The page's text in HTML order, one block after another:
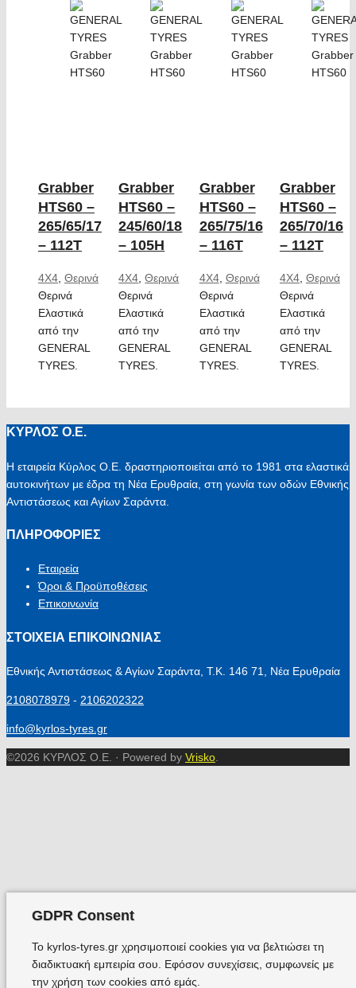
Grabber
HTS60 –
265/65/17
– 112T
4X4, Θερινά
Θερινά
Ελαστικά
από την
GENERAL
TYRES.
Grabber
HTS60 –
245/60/18
– 105H
4X4,Θερινά
Θερινά
Ελαστικά
από την
GENERAL
TYRES.
Grabber
HTS60 –
265/75/16
– 116T
4X4, Θερινά
Θερινά
Ελαστικά
από την
GENERAL
TYRES.
Grabber
HTS60 –
265/70/16
– 112T
4X4, Θερινά
Θερινά
Ελαστικά
από την
GENERAL
TYRES.
ΚΥΡΛΟΣ Ο.Ε.
Η εταιρεία Κύρλος Ο.Ε. δραστηριοποιείται από το 1981 στα ελαστικά
αυτοκινήτων με έδρα τη Νέα Ερυθραία, στη γωνία των οδών Εθνικής
Αντιστάσεως και Αγίων Σαράντα.
ΠΛΗΡΟΦΟΡΙΕΣ
Εταιρεία
Όροι & Προϋποθέσεις
Επικοινωνία
ΣΤΟΙΧΕΙΑ ΕΠΙΚΟΙΝΩΝΙΑΣ
Εθνικής Αντιστάσεως & Αγίων Σαράντα, Τ.Κ. 146 71, Νέα Ερυθραία
2108078979 - 2106202322
info@kyrlos-tyres.gr
©2026 ΚΥΡΛΟΣ Ο.Ε. · Powered by Vrisko
GDPR Consent
To kyrlos-tyres.gr χρησιμοποιεί cookies για να βελτιώσει τη
διαδικτυακή εμπειρία σου. Εφόσον συνεχίσεις, συμφωνείς με
την χρήση των cookies από εμάς.